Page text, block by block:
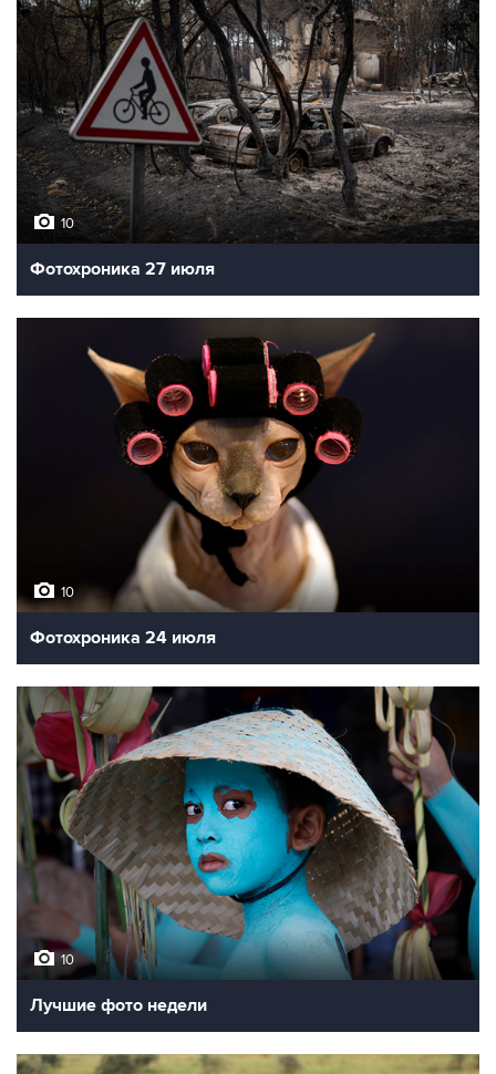
10
Фотохроника 27 июля
10
Фотохроника 24 июля
10
Лучшие фото недели